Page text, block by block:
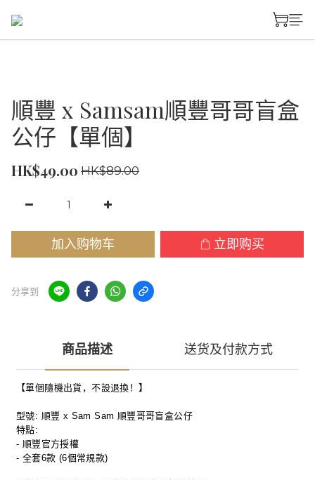
順豐 x Samsam順豐哥哥盲盒
公仔【單個】
HK$49.00 HK$89.00
加入购物车 立即购买
分享到
商品描述 送货及付款方式
【單個隨機出貨，不設退換！】
型號: 順豐 x Sam Sam 順豐哥哥盲盒公仔
特點:
- 順豐官方授權
- 全套6款 (6個常規款)